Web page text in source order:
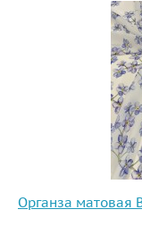
Органза матовая